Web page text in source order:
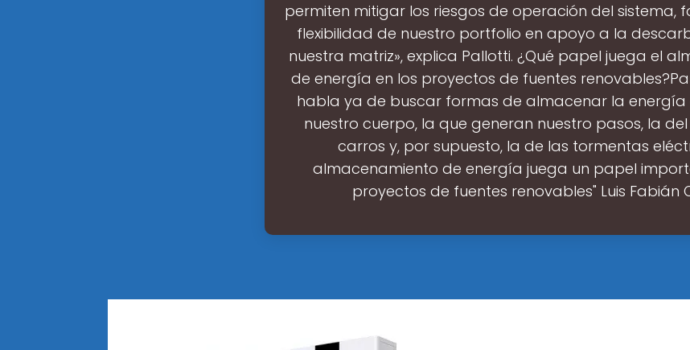
permiten mitigar los riesgos de operación del sistema,
flexibilidad de nuestro portfolio en apoyo a la
nuestra matriz», explica Pallotti. ¿Qué papel juega el
de energía en los proyectos de fuentes
habla ya de buscar formas de almacenar la
nuestro cuerpo, la que generan nuestro pasos, la
carros y, por supuesto, la de las tormentas
almacenamiento de energía juega un papel
proyectos de fuentes renovables" Luis Fabián